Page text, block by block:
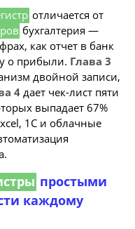
отличается от
бухгалтерия —
как отчет в банк
о прибыли. Глава 3
двойной записи,
4дает чек-лист пяти
выпадает 67%
1С и облачные
простыми
каждому